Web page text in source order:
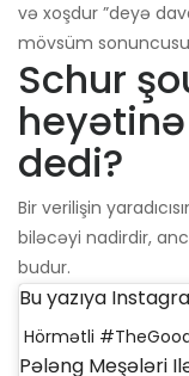
və xoşdur ”deyə
mövsüm
Schur
dedi?
Bir verilişin
biləcəyi nadirdir,
budur.
Bu yazıya
Hörmətli
Pələng Meşələri